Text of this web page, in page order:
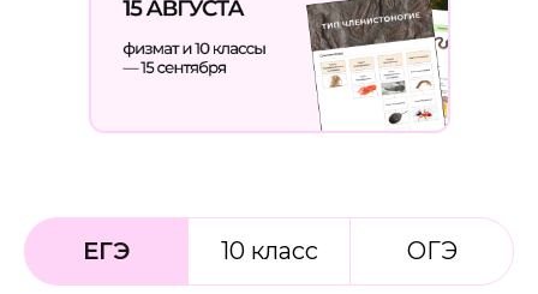
ЕГЭ 10 класс ОГЭ